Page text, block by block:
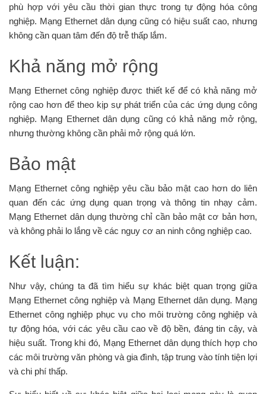
phù hợp với yêu cầu thời gian thực trong tự động hóa công
nghiệp. Mạng Ethernet dân dụng cũng có hiệu suất cao, nhưng
không cần quan tâm đến độ trễ thấp lắm.
Khả năng mở rộng
Mạng Ethernet công nghiệp được thiết kế để có khả năng mở
rộng cao hơn để theo kịp sự phát triển của các ứng dụng công
nghiệp. Mạng Ethernet dân dụng cũng có khả năng mở rộng,
nhưng thường không cần phải mở rộng quá lớn.
Bảo mật
Mạng Ethernet công nghiệp yêu cầu bảo mật cao hơn do liên
quan đến các ứng dụng quan trọng và thông tin nhạy cảm.
Mạng Ethernet dân dụng thường chỉ cần bảo mật cơ bản hơn,
và không phải lo lắng về các nguy cơ an ninh công nghiệp cao.
Kết luận:
Như vậy, chúng ta đã tìm hiểu sự khác biệt quan trọng giữa
Mạng Ethernet công nghiệp và Mạng Ethernet dân dụng. Mạng
Ethernet công nghiệp phục vụ cho môi trường công nghiệp và
tự động hóa, với các yêu cầu cao về độ bền, đáng tin cậy, và
hiệu suất. Trong khi đó, Mạng Ethernet dân dụng thích hợp cho
các môi trường văn phòng và gia đình, tập trung vào tính tiện lợi
và chi phí thấp.